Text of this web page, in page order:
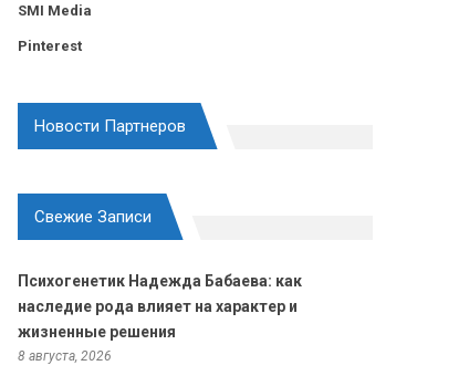
SMI Media
Pinterest
Новости Партнеров
Свежие Записи
Психогенетик Надежда Бабаева: как
наследие рода влияет на характер и
жизненные решения
8 августа, 2026